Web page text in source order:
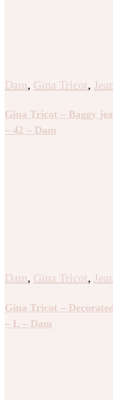
Dam, Gina Tricot,
Gina Tricot – Baggy
– 42 – Dam
Dam, Gina Tricot,
Gina Tricot –
– L – Dam